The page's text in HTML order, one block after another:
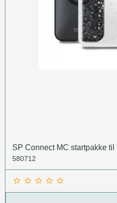
SP Connect MC startpakke til
580712